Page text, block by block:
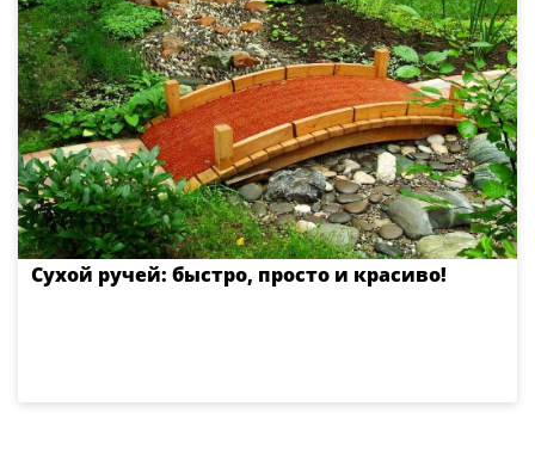
Сухой ручей: быстро, просто и красиво!